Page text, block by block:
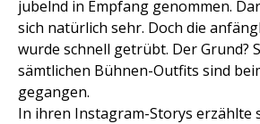
jubelnd in Empfang genommen.
sich natürlich sehr. Doch die
wurde schnell getrübt. Der Grund?
sämtlichen Bühnen-Outfits sind
gegangen.
In ihren Instagram-Storys erzählte